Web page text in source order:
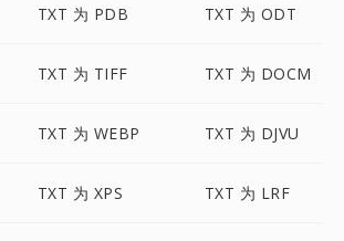
TXT 为 PDB TXT 为 ODT
TXT 为 TIFF TXT 为 DOCM
TXT 为 WEBP TXT 为 DJVU
TXT 为 XPS TXT 为 LRF